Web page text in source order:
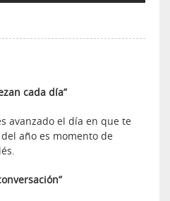
cada día”
avanzado el día en que te
año es momento de